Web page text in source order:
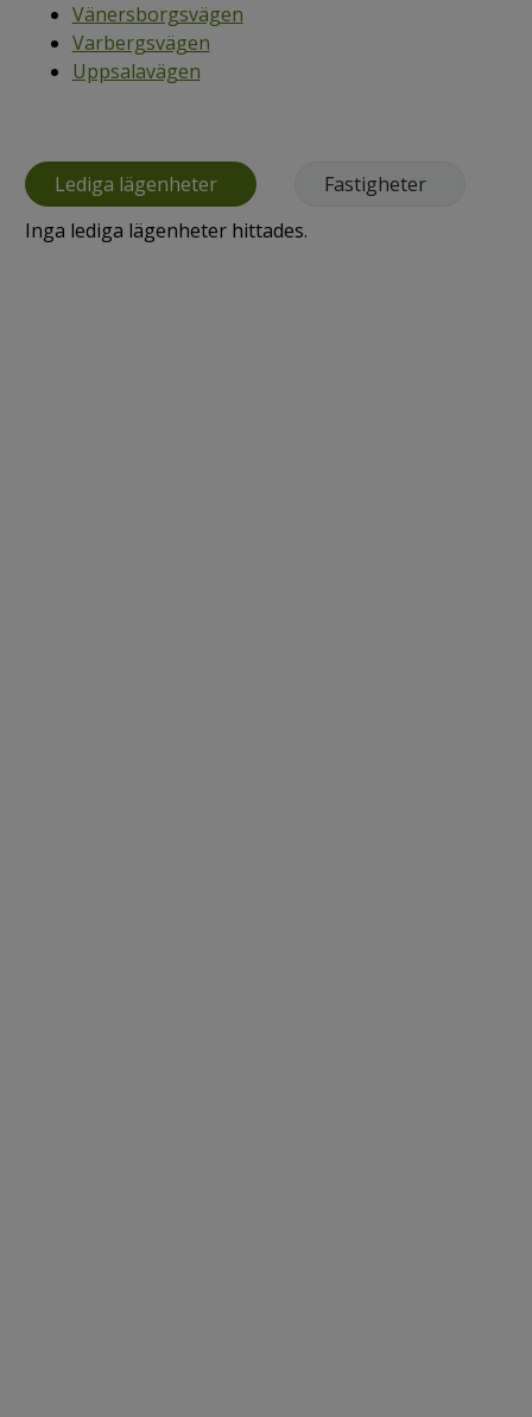
Vänersborgsvägen
Varbergsvägen
Uppsalavägen
Lediga lägenheter
Fastigheter
Inga lediga lägenheter hittades.